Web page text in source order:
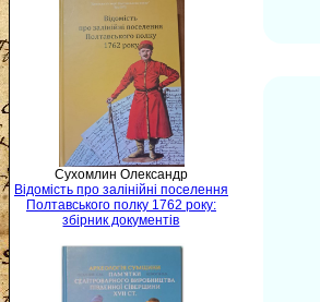
Сухомлин Олександр
Відомість про залінійні поселення
Полтавського полку 1762 року:
збірник документів